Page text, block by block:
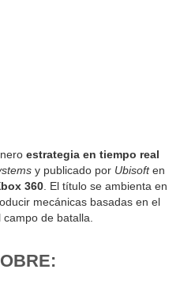
estrategia en tiempo real
y publicado por Ubisoften
360 . El título se ambienta en
mecánicas basadas en el
de batalla.